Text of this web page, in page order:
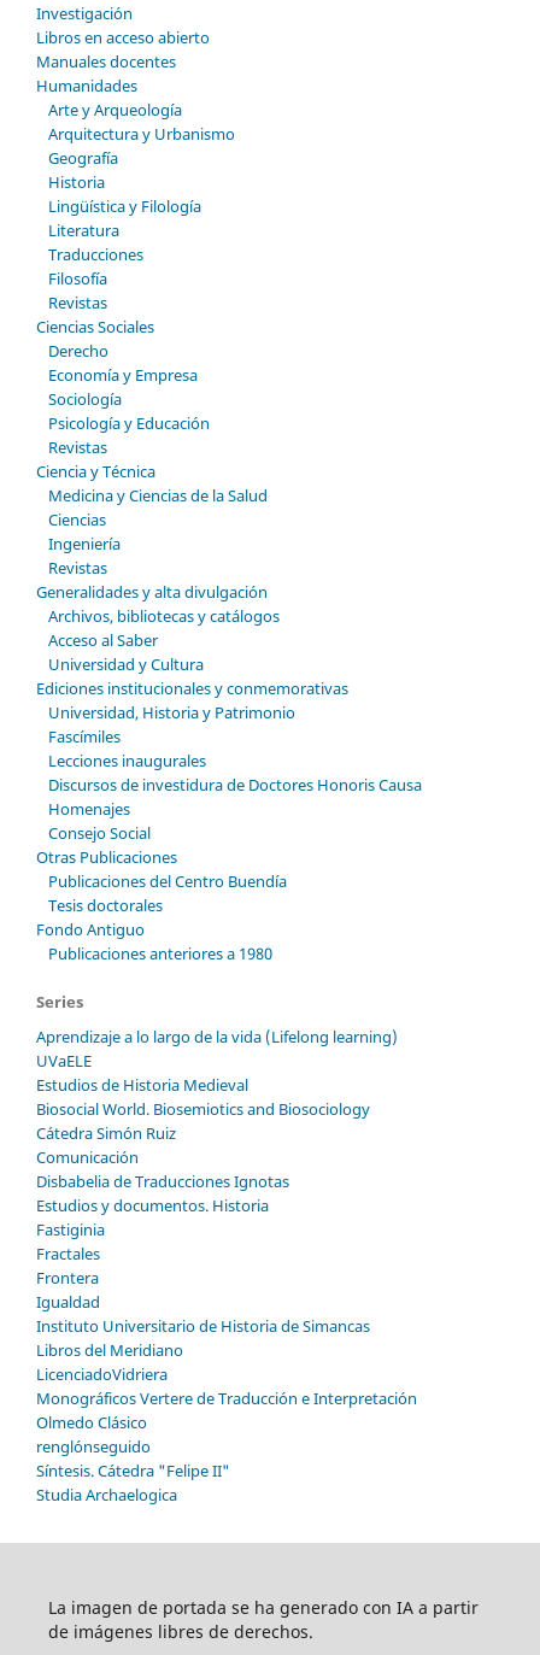
Investigación
Libros en acceso abierto
Manuales docentes
Humanidades
Arte y Arqueología
Arquitectura y Urbanismo
Geografía
Historia
Lingüística y Filología
Literatura
Traducciones
Filosofía
Revistas
Ciencias Sociales
Derecho
Economía y Empresa
Sociología
Psicología y Educación
Revistas
Ciencia y Técnica
Medicina y Ciencias de la Salud
Ciencias
Ingeniería
Revistas
Generalidades y alta divulgación
Archivos, bibliotecas y catálogos
Acceso al Saber
Universidad y Cultura
Ediciones institucionales y conmemorativas
Universidad, Historia y Patrimonio
Fascímiles
Lecciones inaugurales
Discursos de investidura de Doctores Honoris Causa
Homenajes
Consejo Social
Otras Publicaciones
Publicaciones del Centro Buendía
Tesis doctorales
Fondo Antiguo
Publicaciones anteriores a 1980
Series
Aprendizaje a lo largo de la vida (Lifelong learning)
UVaELE
Estudios de Historia Medieval
Biosocial World. Biosemiotics and Biosociology
Cátedra Simón Ruiz
Comunicación
Disbabelia de Traducciones Ignotas
Estudios y documentos. Historia
Fastiginia
Fractales
Frontera
Igualdad
Instituto Universitario de Historia de Simancas
Libros del Meridiano
LicenciadoVidriera
Monográficos Vertere de Traducción e Interpretación
Olmedo Clásico
renglónseguido
Síntesis. Cátedra "Felipe II"
Studia Archaelogica
La imagen de portada se ha generado con IA a partir
de imágenes libres de derechos.